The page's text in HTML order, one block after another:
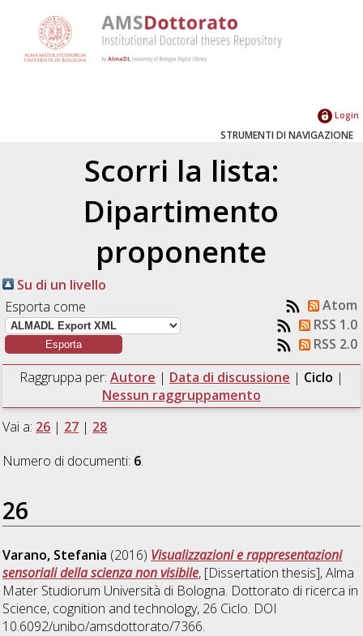
Login
STRUMENTI DI NAVIGAZIONE
Scorri la lista:
Dipartimento
proponente
Su di un livello
Esporta come
Atom
RSS 1.0
RSS 2.0
Raggruppa per: Autore | Data di discussione | Ciclo |
Nessun raggruppamento
Vai a: 26 | 27 | 28
Numero di documenti: 6.
26
Varano, Stefania (2016) Visualizzazioni e rappresentazioni
sensoriali della scienza non visibile, [Dissertation thesis], Alma
Mater Studiorum Università di Bologna. Dottorato di ricerca in
Science, cognition and technology, 26 Ciclo. DOI
10.6092/unibo/amsdottorato/7366.